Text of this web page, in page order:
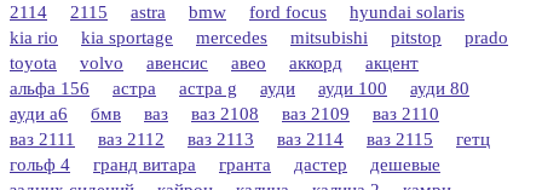
2114
2115 astra bmw ford focus
hyundai solaris
kia rio
kia sportage mercedes mitsubishi pitstop
prado
toyota
volvo авенсис авео аккорд
акцент
альфа 156
астра астра g ауди ауди 100
ауди 80
ауди а6
бмв ваз ваз 2108 ваз 2109
ваз 2110
ваз 2111
ваз 2112 ваз 2113 ваз 2114 ваз 2115
гетц
гольф 4
гранд витара гранта дастер
дешевые